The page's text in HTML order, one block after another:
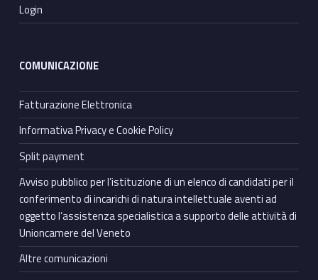
Login
COMUNICAZIONE
Fatturazione Elettronica
Informativa Privacy e Cookie Policy
Split payment
Avviso pubblico per l’istituzione di un elenco di candidati per il
conferimento di incarichi di natura intellettuale aventi ad
oggetto l’assistenza specialistica a supporto delle attività di
Unioncamere del Veneto
Altre comunicazioni